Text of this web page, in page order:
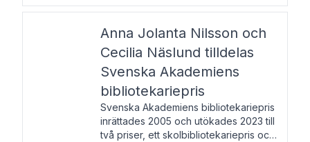
Prisutdelning och samtal med
Anna Jolanta Nilsson och
Cecilia Näslund tilldelas
Svenska Akademiens
bibliotekariepris
Svenska Akademiens bibliotekariepris
inrättades 2005 och utökades 2023 till
två priser, ett skolbibliotekariepris och